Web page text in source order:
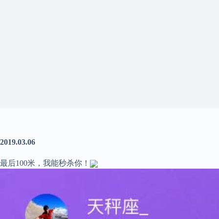
2019.03.06
最后100米，我能秒杀你！